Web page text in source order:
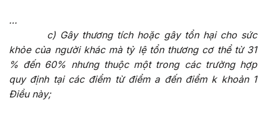
…
c) Gây thương tích hoặc gây tổn hại cho sức
khỏe của người khác mà tỷ lệ tổn thương cơ thể từ 31
% đến 60% nhưng thuộc một trong các trường hợp
quy định tại các điểm từ điểm a đến điểm k khoản 1
Điều này;